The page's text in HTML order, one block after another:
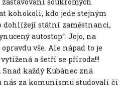
soukromých
kohokoli, kdo jede stejným
dohlížejí státní zaměstnanci,
autostop“. Jojo, na
vše. Ale nápad to je
a šetří se příroda!!!
Snad každý Kubánec zná
nás za komunismu studovali či